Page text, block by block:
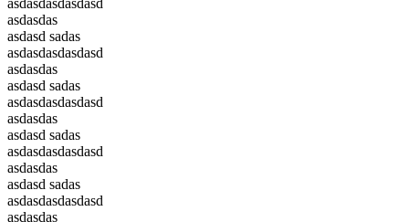
asdasdasdasdasd
asdasdas
asdasd sadas
asdasdasdasdasd
asdasdas
asdasd sadas
asdasdasdasdasd
asdasdas
asdasd sadas
asdasdasdasdasd
asdasdas
asdasd sadas
asdasdasdasdasd
asdasdas